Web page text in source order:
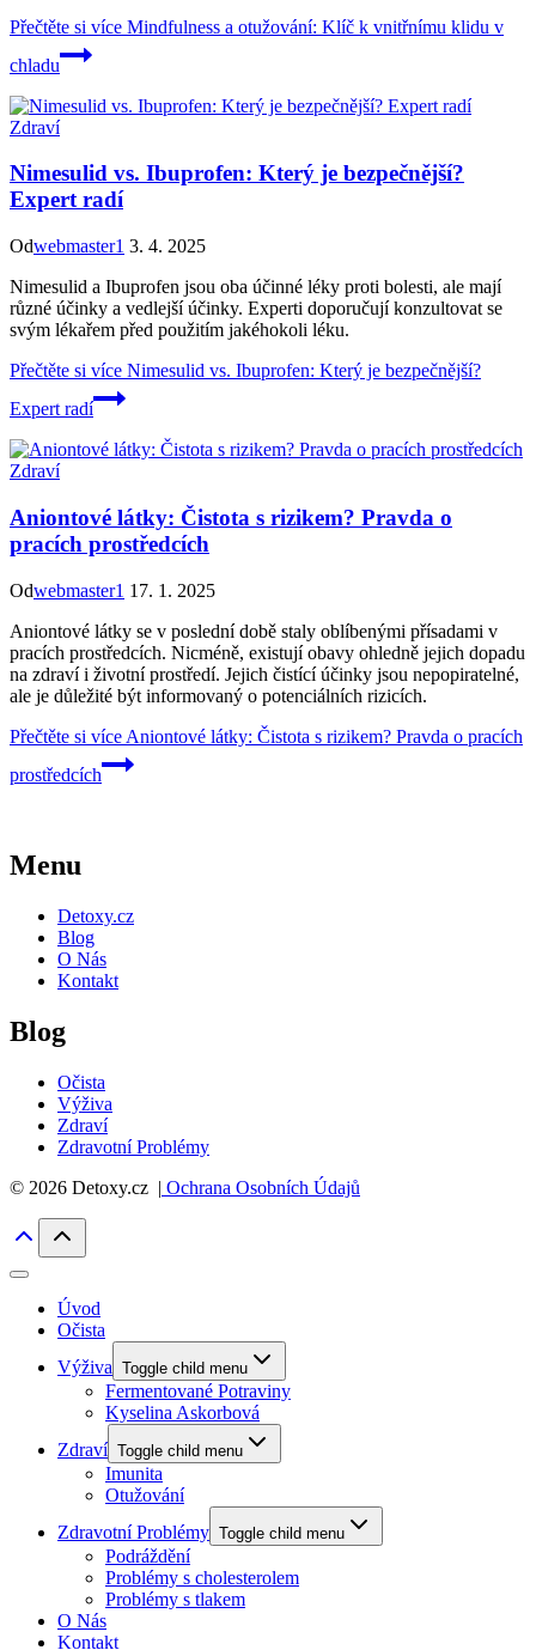
Přečtěte si více Mindfulness a otužování: Klíč k vnitřnímu klidu v
chladu
Zdraví
Nimesulid vs. Ibuprofen: Který je bezpečnější?
Expert radí
Odwebmaster1 3. 4. 2025
Nimesulid a Ibuprofen jsou oba účinné léky proti bolesti, ale mají
různé účinky a vedlejší účinky. Experti doporučují konzultovat se
svým lékařem před použitím jakéhokoli léku.
Přečtěte si více Nimesulid vs. Ibuprofen: Který je bezpečnější?
Expert radí
Zdraví
Aniontové látky: Čistota s rizikem? Pravda o
pracích prostředcích
Odwebmaster1 17. 1. 2025
Aniontové látky se v poslední době staly oblíbenými přísadami v
pracích prostředcích. Nicméně, existují obavy ohledně jejich dopadu
na zdraví i životní prostředí. Jejich čistící účinky jsou nepopiratelné,
ale je důležité být informovaný o potenciálních rizicích.
Přečtěte si více Aniontové látky: Čistota s rizikem? Pravda o pracích
prostředcích
Menu
Detoxy.cz
Blog
O Nás
Kontakt
Blog
Očista
Výživa
Zdraví
Zdravotní Problémy
© 2026 Detoxy.cz | Ochrana Osobních Údajů
Úvod
Očista
Výživa Toggle child menu
Fermentované Potraviny
Kyselina Askorbová
Zdraví Toggle child menu
Imunita
Otužování
Zdravotní Problémy Toggle child menu
Podráždění
Problémy s cholesterolem
Problémy s tlakem
O Nás
Kontakt